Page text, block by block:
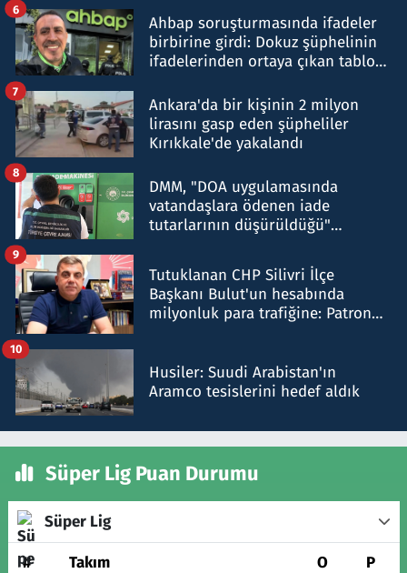
Ahbap soruşturmasında ifadeler
birbirine girdi: Dokuz şüphelinin
ifadelerinden ortaya çıkan tablo
6
Ankara'da bir kişinin 2 milyon
lirasını gasp eden şüpheliler
Kırıkkale'de yakalandı
7
DMM, "DOA uygulamasında
vatandaşlara ödenen iade
tutarlarının düşürüldüğü"
8
Tutuklanan CHP Silivri İlçe
Başkanı Bulut'un hesabında
milyonluk para trafiğine: Patron
9
Husiler: Suudi Arabistan'ın
Aramco tesislerini hedef aldık
10
Süper Lig Puan Durumu
Süper Lig
# Takım O P